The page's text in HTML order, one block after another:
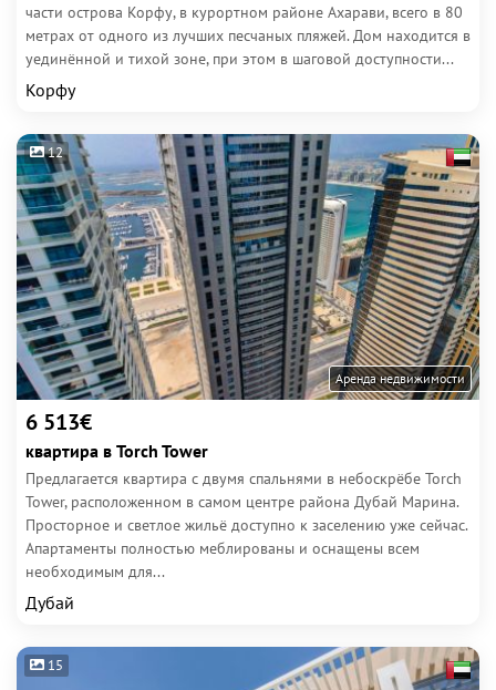
части острова Корфу, в курортном районе Ахарави, всего в 80
метрах от одного из лучших песчаных пляжей. Дом находится в
уединённой и тихой зоне, при этом в шаговой доступности...
Корфу
12
Аренда недвижимости
6 513€
квартира в Torch Tower
Предлагается квартира с двумя спальнями в небоскрёбе Torch
Tower, расположенном в самом центре района Дубай Марина.
Просторное и светлое жильё доступно к заселению уже сейчас.
Апартаменты полностью меблированы и оснащены всем
необходимым для...
Дубай
15